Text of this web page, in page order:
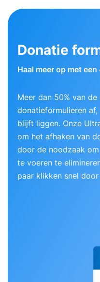
Donatie
Haal meer op met
Meer dan 50% van
donatieformulieren
blijft liggen. Onze
om het afhaken van
door de noodzaak
te voeren te
paar klikken snel